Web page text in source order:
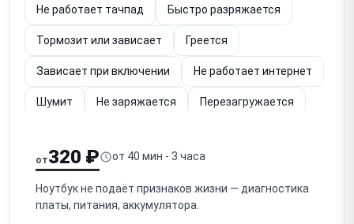
Не работает тачпад Быстро разряжается
Тормозит или зависает Греется
Зависает при включении Не работает интернет
Шумит Не заряжается Перезагружается
Залита клавиатура Не загружается
Не работает экран
от320 ₽ от 40 мин - 3 часа
Ноутбук не подаёт признаков жизни — диагностика
платы, питания, аккумулятора.